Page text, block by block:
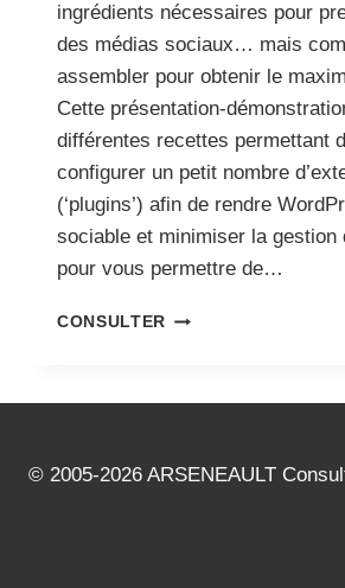
ingrédients nécessaires pour
des médias sociaux… mais
assembler pour obtenir le
Cette présentation-
différentes recettes permettant
configurer un petit nombre
(‘plugins’) afin de rendre
sociable et minimiser la gestion
pour vous permettre de…
CONSULTER RECETTES
© 2005-2026 ARSENEAULT